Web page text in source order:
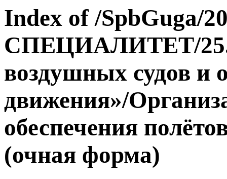
Index of /SpbGuga/
СПЕЦИАЛИТЕТ/
воздушных судов и
движения»/
обеспечения
(очная форма)